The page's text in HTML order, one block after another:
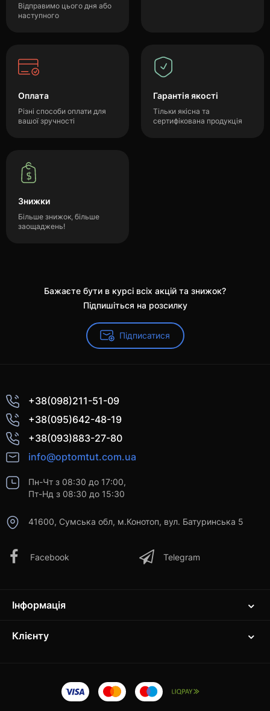
Відправимо цього дня або
наступного
Оплата
Різні способи оплати для
вашої зручності
Гарантія якості
Тільки якісна та
сертифікована продукція
Знижки
Більше знижок, більше
заощаджень!
Бажаєте бути в курсі всіх акцій та знижок?
Підпишіться на розсилку
Підписатися
+38(098)211-51-09
+38(095)642-48-19
+38(093)883-27-80
info@optomtut.com.ua
Пн-Чт з 08:30 до 17:00,
Пт-Нд з 08:30 до 15:30
41600, Сумська обл, м.Конотоп, вул. Батуринська 5
Facebook Telegram
Інформація
Клієнту